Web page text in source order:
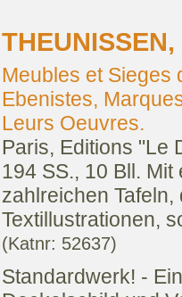
Meubles et Sieges
Ebenistes,
Leurs Oeuvres.
Paris, Editions "Le
194 SS., 10 Bll.
zahlreichen
Textillustrationen,
(Katnr: 52637)
Standardwerk! -